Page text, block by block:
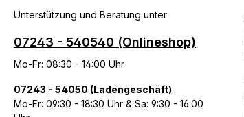
Unterstützung und Beratung unter:
07243 - 540540 (Onlineshop)
Mo-Fr: 08:30 - 14:00 Uhr
07243 - 54050 (Ladengeschäft)
Mo-Fr: 09:30 - 18:30 Uhr & Sa: 9:30 - 16:00